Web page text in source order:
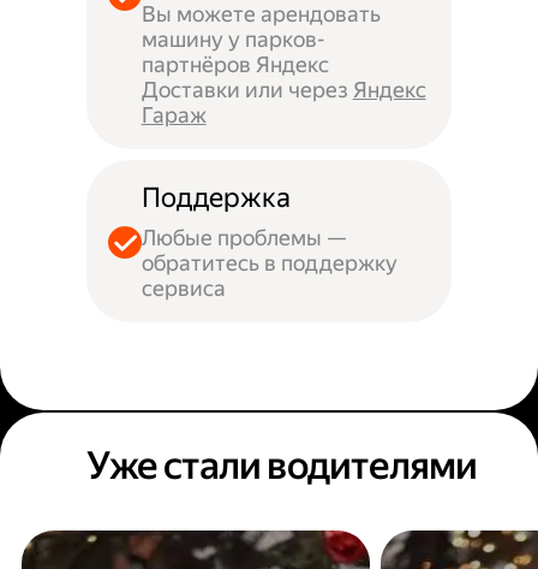
Вы можете арендовать
машину у парков-
партнёров Яндекс
Доставки или через Яндекс
Гараж
Поддержка
Любые проблемы —
обратитесь в поддержку
сервиса
Уже стали водителями